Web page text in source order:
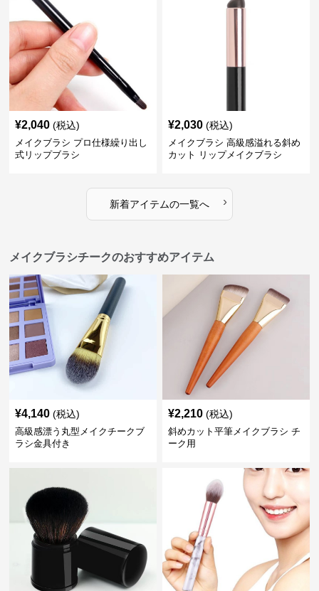
¥2,040 (税込)
メイクブラシ プロ仕様繰り出し
式リップブラシ
¥2,030 (税込)
メイクブラシ 高級感溢れる斜め
カット リップメイクブラシ
新着アイテムの一覧へ ›
メイクブラシチークのおすすめアイテム
¥4,140 (税込)
高級感漂う丸型メイクチークブ
ラシ金具付き
¥2,210 (税込)
斜めカット平筆メイクブラシ チ
ーク用